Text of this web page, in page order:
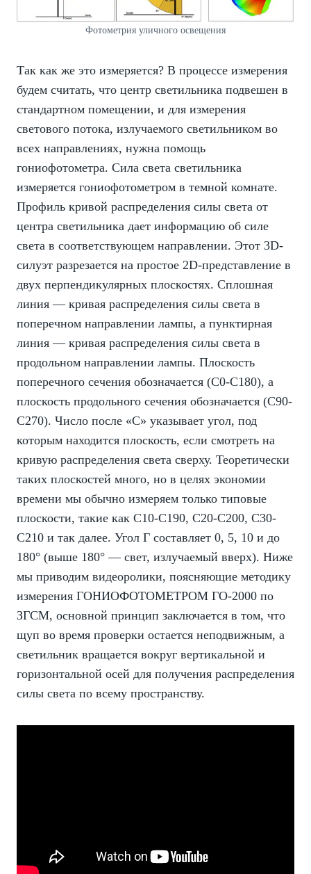
Фотометрия уличного освещения
Так как же это измеряется? В процессе измерения
будем считать, что центр светильника подвешен в
стандартном помещении, и для измерения
светового потока, излучаемого светильником во
всех направлениях, нужна помощь
гониофотометра. Сила света светильника
измеряется гониофотометром в темной комнате.
Профиль кривой распределения силы света от
центра светильника дает информацию об силе
света в соответствующем направлении. Этот 3D-
силуэт разрезается на простое 2D-представление в
двух перпендикулярных плоскостях. Сплошная
линия — кривая распределения силы света в
поперечном направлении лампы, а пунктирная
линия — кривая распределения силы света в
продольном направлении лампы. Плоскость
поперечного сечения обозначается (C0-C180), а
плоскость продольного сечения обозначается (C90-
C270). Число после «C» указывает угол, под
которым находится плоскость, если смотреть на
кривую распределения света сверху. Теоретически
таких плоскостей много, но в целях экономии
времени мы обычно измеряем только типовые
плоскости, такие как С10-С190, С20-С200, С30-
С210 и так далее. Угол Γ составляет 0, 5, 10 и до
180° (выше 180° — свет, излучаемый вверх). Ниже
мы приводим видеоролики, поясняющие методику
измерения ГОНИОФОТОМЕТРОМ ГО-2000 по
ЗГСМ, основной принцип заключается в том, что
щуп во время проверки остается неподвижным, а
светильник вращается вокруг вертикальной и
горизонтальной осей для получения распределения
силы света по всему пространству.